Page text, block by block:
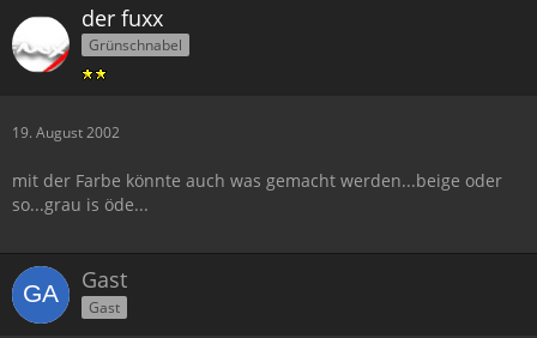
der fuxx
Grünschnabel
19. August 2002
mit der Farbe könnte auch was gemacht werden...beige oder
so...grau is öde...
Gast
Gast